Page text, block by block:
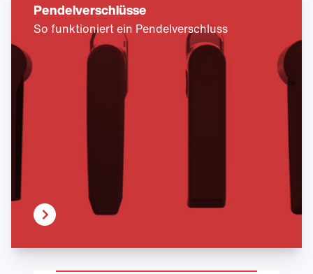
Pendelverschlüsse
So funktioniert ein Pendelverschluss